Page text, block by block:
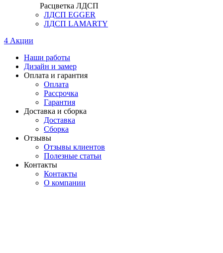
Расцветка ЛДСП
ЛДСП EGGER
ЛДСП LAMARTY
4 Акции
Наши работы
Дизайн и замер
Оплата и гарантия
Оплата
Рассрочка
Гарантия
Доставка и сборка
Доставка
Сборка
Отзывы
Отзывы клиентов
Полезные статьи
Контакты
Контакты
О компании